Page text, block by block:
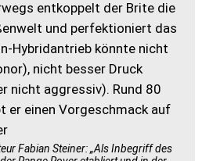
Fabian Steiner: „Als Inbegriff des